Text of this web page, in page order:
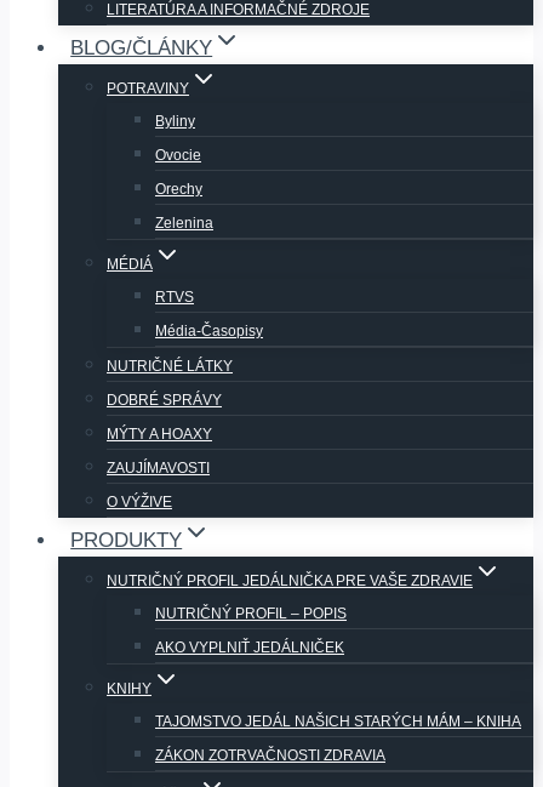
LITERATÚRA A INFORMAČNÉ ZDROJE
BLOG/ČLÁNKY
POTRAVINY
Byliny
Ovocie
Orechy
Zelenina
MÉDIÁ
RTVS
Média-Časopisy
NUTRIČNÉ LÁTKY
DOBRÉ SPRÁVY
MÝTY A HOAXY
ZAUJÍMAVOSTI
O VÝŽIVE
PRODUKTY
NUTRIČNÝ PROFIL JEDÁLNIČKA PRE VAŠE ZDRAVIE
NUTRIČNÝ PROFIL – POPIS
AKO VYPLNIŤ JEDÁLNIČEK
KNIHY
TAJOMSTVO JEDÁL NAŠICH STARÝCH MÁM – KNIHA
ZÁKON ZOTRVAČNOSTI ZDRAVIA